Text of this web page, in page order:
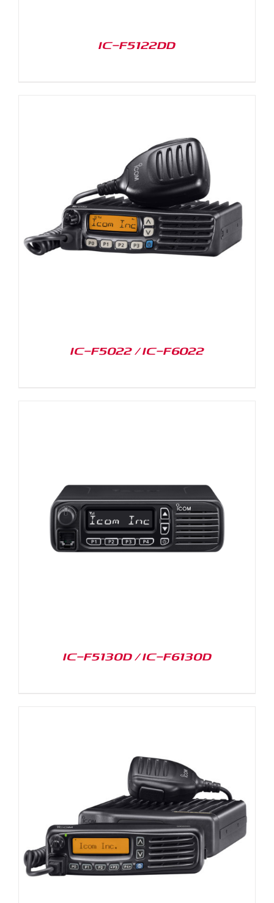
IC-F5122DD
IC-F5022 / IC-F6022
IC-F5130D / IC-F6130D